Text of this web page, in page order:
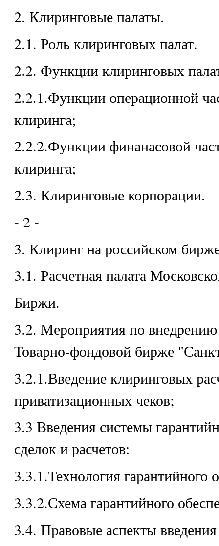
2. Клиринговые палаты.
2.1. Роль клиринговых палат.
2.2. Функции клиринговых
2.2.1.Функции операционной
клиринга;
2.2.2.Функции финанасовой
клиринга;
2.3. Клиринговые корпорации.
- 2 -
3. Клиринг на российском
3.1. Расчетная палата
Биржи.
3.2. Мероприятия по
Товарно-фондовой бирже
3.2.1.Введение клиринговых
приватизационных чеков;
3.3 Введения системы
сделок и расчетов:
3.3.1.Технология гарантийного
3.3.2.Схема гарантийного
3.4. Правовые аспекты